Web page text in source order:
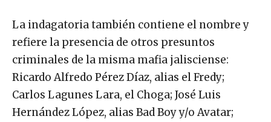
La indagatoria también contiene el nombre y
refiere la presencia de otros presuntos
criminales de la misma mafia jalisciense:
Ricardo Alfredo Pérez Díaz, alias el Fredy;
Carlos Lagunes Lara, el Choga; José Luis
Hernández López, alias Bad Boy y/o Avatar;